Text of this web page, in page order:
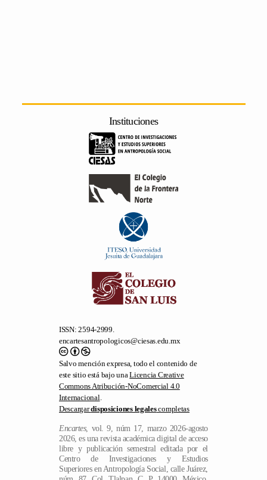
Instituciones
ISSN: 2594-2999.
encartesantropologicos@ciesas.edu.mx
Salvo mención expresa, todo el contenido de
este sitio está bajo unaLicencia Creative
Commons Atribución-NoComercial 4.0
Internacional.
Descargardisposiciones legalescompletas
Encartes, vol. 9, núm 17, marzo 2026-agosto
2026, es una revista académica digital de acceso
libre y publicación semestral editada por el
Centro de Investigaciones y Estudios
Superiores en Antropología Social, calle Juárez,